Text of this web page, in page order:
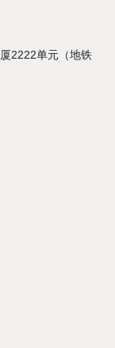
2222单元（地铁